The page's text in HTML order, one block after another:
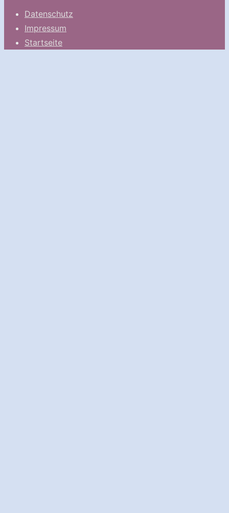
Datenschutz
Impressum
Startseite